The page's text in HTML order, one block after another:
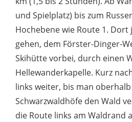
und Spielplatz) bis zum
Hochebene wie Route 1. Dort
gehen, dem Förster-Dinger-
Skihütte vorbei, durch einen
Hellewanderkapelle. Kurz
links weiter, bis man
Schwarzwaldhöfe den Wald
die Route links am Waldrand